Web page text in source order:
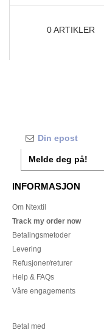
0ARTIKLER
Melde deg på!
INFORMASJON
Om Ntextil
Track my order now
Betalingsmetoder
Levering
Refusjoner/returer
Help & FAQs
Våre engagements
Betal med